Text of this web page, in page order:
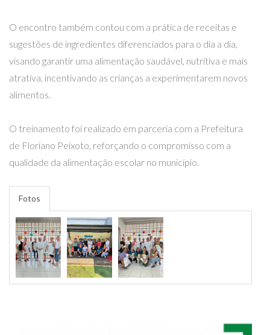
O encontro também contou com a prática de receitas e
sugestões de ingredientes diferenciados para o dia a dia,
visando garantir uma alimentação saudável, nutritiva e mais
atrativa, incentivando as crianças a experimentarem novos
alimentos.
O treinamento foi realizado em parceria com a Prefeitura
de Floriano Peixoto, reforçando o compromisso com a
qualidade da alimentação escolar no município.
Fotos